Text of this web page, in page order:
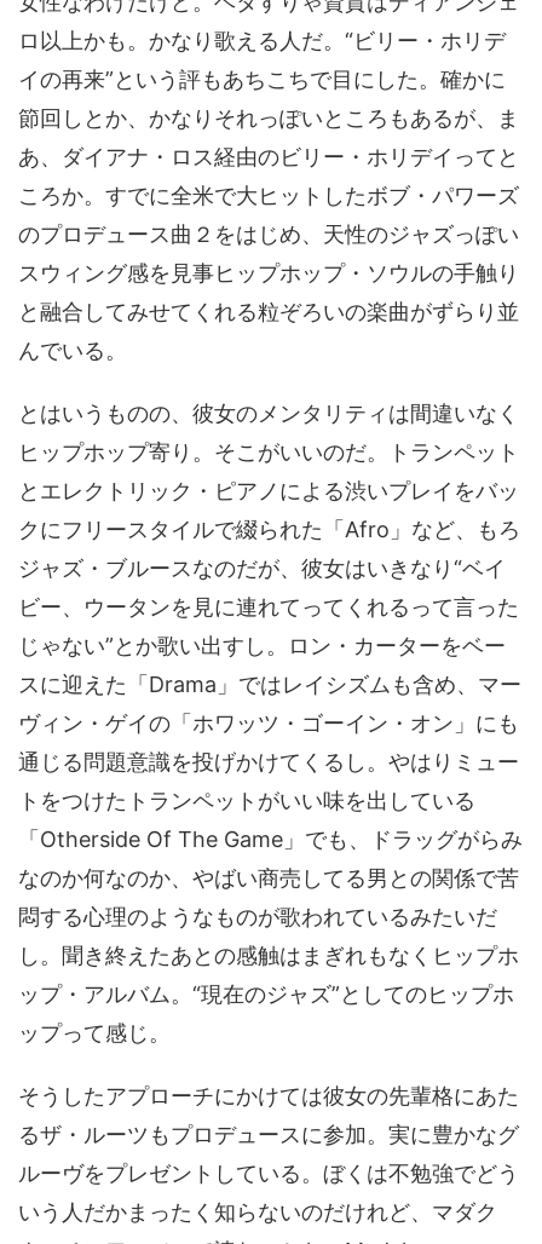
ロ以上かも。かなり歌える人だ。“ビリー・ホリデ
イの再来”という評もあちこちで目にした。確かに
節回しとか、かなりそれっぽいところもあるが、ま
あ、ダイアナ・ロス経由のビリー・ホリデイってと
ころか。すでに全米で大ヒットしたボブ・パワーズ
のプロデュース曲２をはじめ、天性のジャズっぽい
スウィング感を見事ヒップホップ・ソウルの手触り
と融合してみせてくれる粒ぞろいの楽曲がずらり並
んでいる。
とはいうものの、彼女のメンタリティは間違いなく
ヒップホップ寄り。そこがいいのだ。トランペット
とエレクトリック・ピアノによる渋いプレイをバッ
クにフリースタイルで綴られた「Afro」など、もろ
ジャズ・ブルースなのだが、彼女はいきなり“ベイ
ビー、ウータンを見に連れてってくれるって言った
じゃない”とか歌い出すし。ロン・カーターをベー
スに迎えた「Drama」ではレイシズムも含め、マー
ヴィン・ゲイの「ホワッツ・ゴーイン・オン」にも
通じる問題意識を投げかけてくるし。やはりミュー
トをつけたトランペットがいい味を出している
「Otherside Of The Game」でも、ドラッグがらみ
なのか何なのか、やばい商売してる男との関係で苦
悶する心理のようなものが歌われているみたいだ
し。聞き終えたあとの感触はまぎれもなくヒップホ
ップ・アルバム。“現在のジャズ”としてのヒップホ
ップって感じ。
そうしたアプローチにかけては彼女の先輩格にあた
るザ・ルーツもプロデュースに参加。実に豊かなグ
ルーヴをプレゼントしている。ぼくは不勉強でどう
いう人だかまったく知らないのだけれど、マダク